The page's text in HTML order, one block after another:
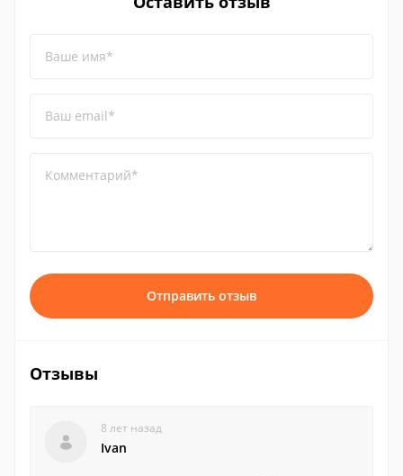
Ваше имя*
Ваш email*
Комментарий*
Отправить отзыв
Отзывы
8 лет назад
Ivan